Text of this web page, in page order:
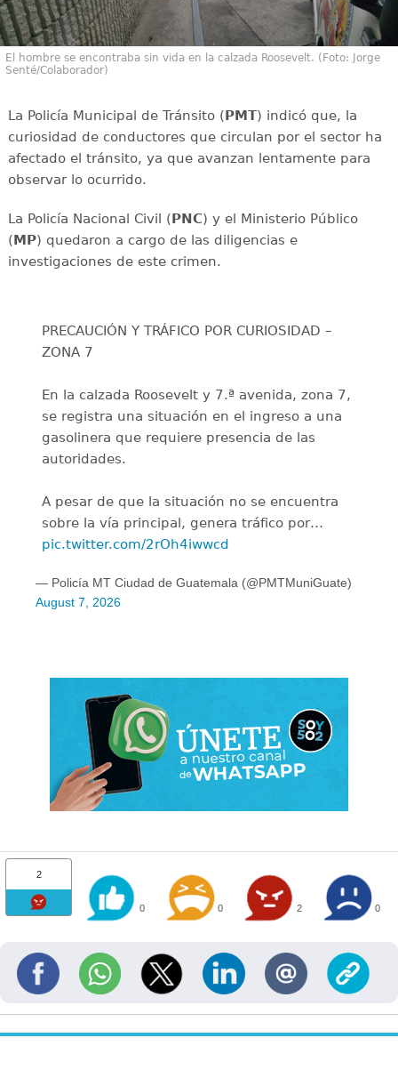
El hombre se encontraba sin vida en la calzada Roosevelt. (Foto: Jorge
Senté/Colaborador)
La Policía Municipal de Tránsito (PMT) indicó que, la
curiosidad de conductores que circulan por el sector ha
afectado el tránsito, ya que avanzan lentamente para
observar lo ocurrido.
La Policía Nacional Civil (PNC) y el Ministerio Público
(MP) quedaron a cargo de las diligencias e
investigaciones de este crimen.
PRECAUCIÓN Y TRÁFICO POR CURIOSIDAD –
ZONA 7
En la calzada Roosevelt y 7.ª avenida, zona 7,
se registra una situación en el ingreso a una
gasolinera que requiere presencia de las
autoridades.
A pesar de que la situación no se encuentra
sobre la vía principal, genera tráfico por…
pic.twitter.com/2rOh4iwwcd
— Policía MT Ciudad de Guatemala (@PMTMuniGuate)
August 7, 2026
2
0 0 2 0